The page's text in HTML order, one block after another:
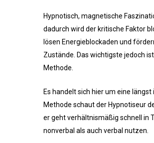
Hypnotisch, magnetische
dadurch wird der kritische Faktor
lösen Energieblockaden und
Zustände. Das wichtigste jedoch
Methode.
Es handelt sich hier um eine
Methode schaut der Hypnotiseur
er geht verhältnismäßig schnell in
nonverbal als auch verbal nutzen.